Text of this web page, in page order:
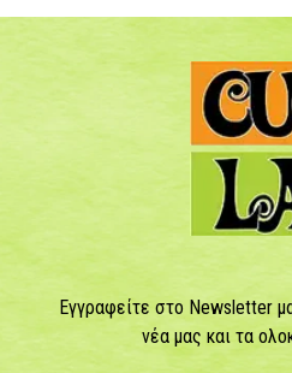
Εγγραφείτε στο Newsletter
νέα μας και τα